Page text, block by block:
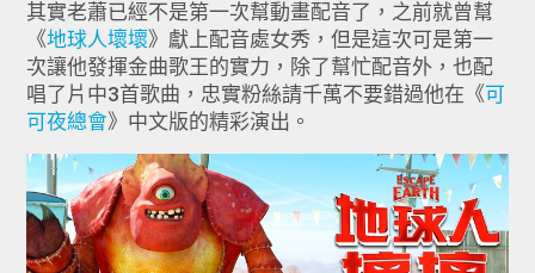
其實老蕭已經不是第一次幫動畫配音了，之前就曾幫
《地球人壞壞》獻上配音處女秀，但是這次可是第一
次讓他發揮金曲歌王的實力，除了幫忙配音外，也配
唱了片中3首歌曲，忠實粉絲請千萬不要錯過他在《可
可夜總會》中文版的精彩演出。